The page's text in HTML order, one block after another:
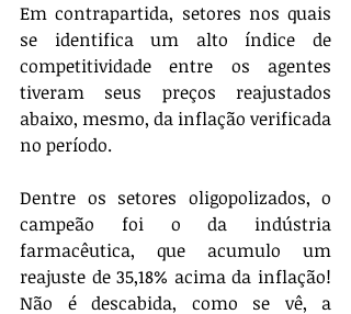
Em contrapartida, setores nos quais
se identifica um alto índice de
competitividade entre os agentes
tiveram seus preços reajustados
abaixo, mesmo, da inflação verificada
no período.
Dentre os setores oligopolizados, o
campeão foi o da indústria
farmacêutica, que acumulo um
reajuste de 35,18% acima da inflação!
Não é descabida, como se vê, a